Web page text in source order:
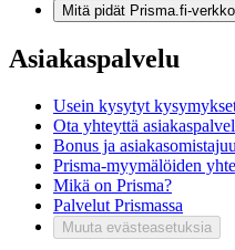
Mitä pidät Prisma.fi-
Asiakaspalvelu
Usein kysytyt
Ota yhteyttä
Bonus ja
Prisma-myymälöiden
Mikä on Prisma?
Palvelut Prismassa
Muuta evästeasetuksia